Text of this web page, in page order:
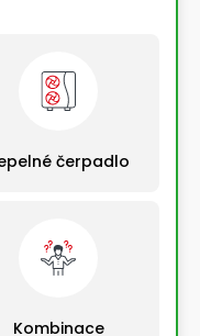
čerpadlo
Kombinace